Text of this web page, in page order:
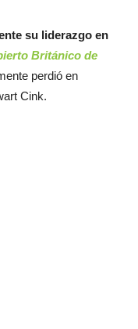
su liderazgo en
Británico de
perdió en
Cink.